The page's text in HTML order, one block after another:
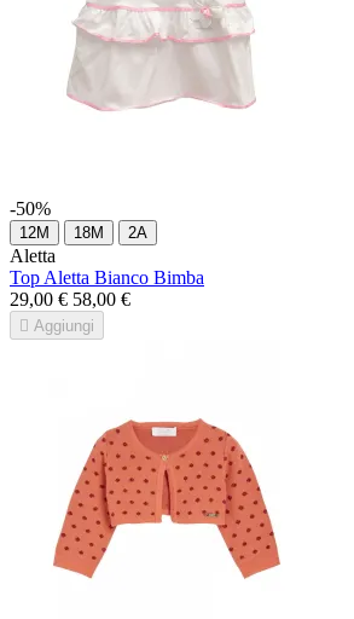
-50%
12M 18M 2A
Aletta
Top Aletta Bianco Bimba
29,00 € 58,00 €
 Aggiungi